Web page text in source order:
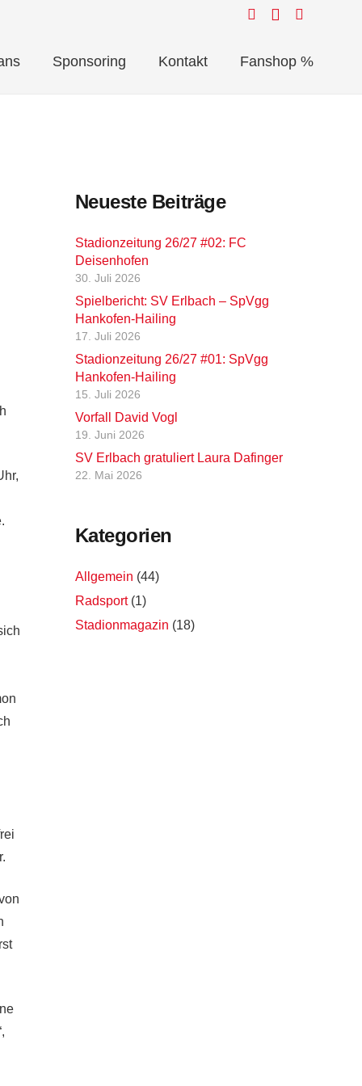
Sponsoring Kontakt Fanshop %
Neueste Beiträge
Stadionzeitung 26/27 #02: FC
Deisenhofen
30. Juli 2026
Spielbericht: SV Erlbach – SpVgg
Hankofen-Hailing
17. Juli 2026
Stadionzeitung 26/27 #01: SpVgg
Hankofen-Hailing
15. Juli 2026
Vorfall David Vogl
19. Juni 2026
SV Erlbach gratuliert Laura Dafinger
22. Mai 2026
Kategorien
Allgemein (44)
Radsport(1)
Stadionmagazin (18)